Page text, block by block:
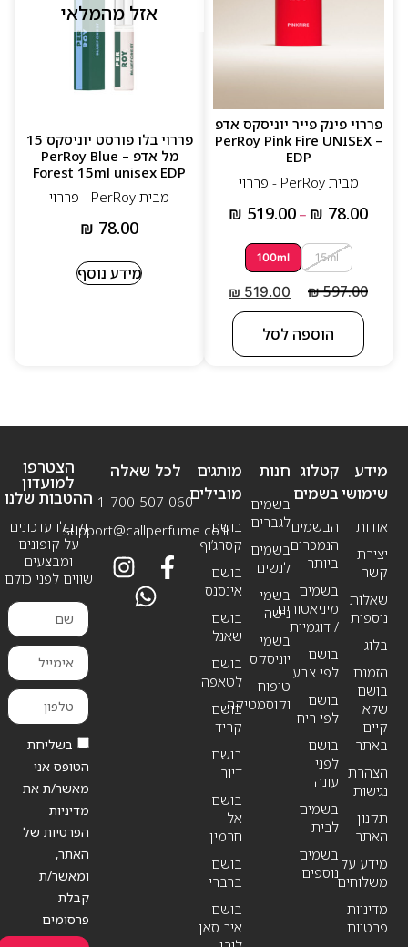
פררוי פינק פייר יוניסקס אדפ
– PerRoy Pink Fire UNISEX
EDP
מבית PerRoy - פררוי
₪ 78.00
–
₪ 519.00
15ml
100ml
₪597.00
₪ 519.00
הוספה לסל
אזל מהמלאי
פררוי בלו פורסט יוניסקס 15
מל אדפ – PerRoy Blue
Forest 15ml unisex EDP
מבית PerRoy - פררוי
₪ 78.00
מידע נוסף
מידע
שימושי
אודות
יצירת
קשר
שאלות
נוספות
בלוג
הזמנת
בושם
שלא
קיים
באתר
הצהרת
נגישות
תקנון
האתר
מידע על
משלוחים
מדיניות
פרטיות
חנות
בשמים
לגברים
בשמים
לנשים
בשמי
נישה
בשמי
יוניסקס
טיפוח
וקוסמטיקה
קטלוג
בשמים
הבשמים
הנמכרים
ביותר
בשמים
מיניאטורים
/ דוגמיות
בושם
לפי צבע
בושם
לפי ריח
בושם
לפני
עונה
בשמים
לבית
בשמים
נוספים
מותגים
מובילים
בושם
קסרג’וף
בושם
אינסנס
בושם
שאנל
בושם
לטאפה
בושם
קריד
בושם
דיור
בושם
אל
חרמין
בושם
ברברי
בושם
איב סאן
לכל שאלה
1-700-507-060
support@callperfume.co.il
הצטרפו
למועדון
ההטבות שלנו
וקבלו עדכונים
על קופונים
ומבצעים
שווים לפני כולם
בשליחת
הטופס אני
מאשר/ת את
מדיניות
הפרטיות של
האתר,
ומאשר/ת
קבלת
פרסומים